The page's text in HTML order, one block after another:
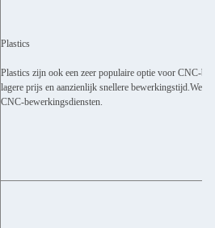
Plastics
Plastics zijn ook een zeer populaire optie voor CNC-
lagere prijs en aanzienlijk snellere bewerkingstijd.We
CNC-bewerkingsdiensten.